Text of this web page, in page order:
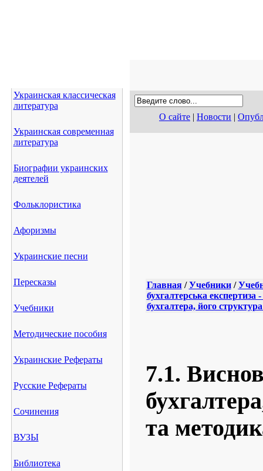
Украинская классическая
литература
Украинская современная
литература
Биографии украинских
деятелей
Фольклористика
Афоризмы
Украинские песни
Пересказы
Учебники
Методические пособия
Украинские Рефераты
Русские Рефераты
Сочинения
ВУЗЫ
Библиотека
О сайте | Новости |
Главная/Учебники/
бухгалтерська
бухгалтера, його
7.1.
та